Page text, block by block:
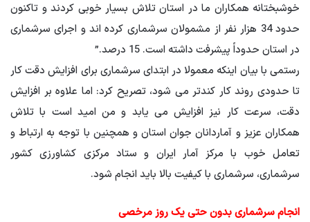
خوشبختانه همکاران ما در استان تلاش بسیار خوبی کردند و تاکنون
حدود 34 هزار نفر از مشمولان سرشماری کرده اند و اجرای سرشماری
در استان حدوداً پیشرفت داشته است. 15 درصد.”
رستمی با بیان اینکه معمولا در ابتدای سرشماری برای افزایش دقت کار
تا حدودی روند کار کندتر می شود، تصریح کرد: اما علاوه بر افزایش
دقت، سرعت کار نیز افزایش می یابد و من امید است با تلاش
همکاران عزیز و آماردانان جوان استان و همچنین با توجه به ارتباط و
تعامل خوب با مرکز آمار ایران و ستاد مرکزی کشاورزی کشور
سرشماری، سرشماری با کیفیت بالا باید انجام شود.
انجام سرشماری بدون حتی یک روز مرخصی